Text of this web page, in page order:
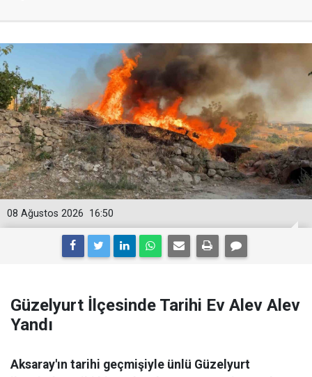
16:50
08 Ağustos 2026
Güzelyurt İlçesinde Tarihi Ev Alev Alev
Yandı
Aksaray'ın tarihi geçmişiyle ünlü Güzelyurt